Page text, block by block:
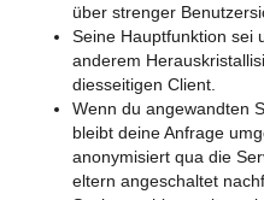
über strenger
Seine Hauptfunktion sei
anderem
diesseitigen Client.
Wenn du angewandten
bleibt deine Anfrage
anonymisiert qua die
eltern angeschaltet